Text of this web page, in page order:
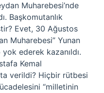
Muharebesi’nde
Başkomutanlık
Evet, 30 Ağustos
Muharebesi” Yunan
ederek kazanıldı.
Kemal
verildi? Hiçbir rütbesi
“milletinin